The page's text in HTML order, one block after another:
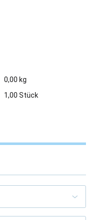
0,00 kg
1,00 Stück